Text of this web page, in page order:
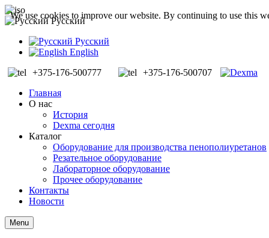
Русский
Русский
English
+375-176-500777
+375-176-500707
Главная
О нас
История
Dexma сегодня
Каталог
Оборудование для производства пенополиуретанов
Резательное оборудование
Лабораторное оборудование
Прочее оборудование
Контакты
Новости
Menu
We use cookies to improve our website. By continuing to use this